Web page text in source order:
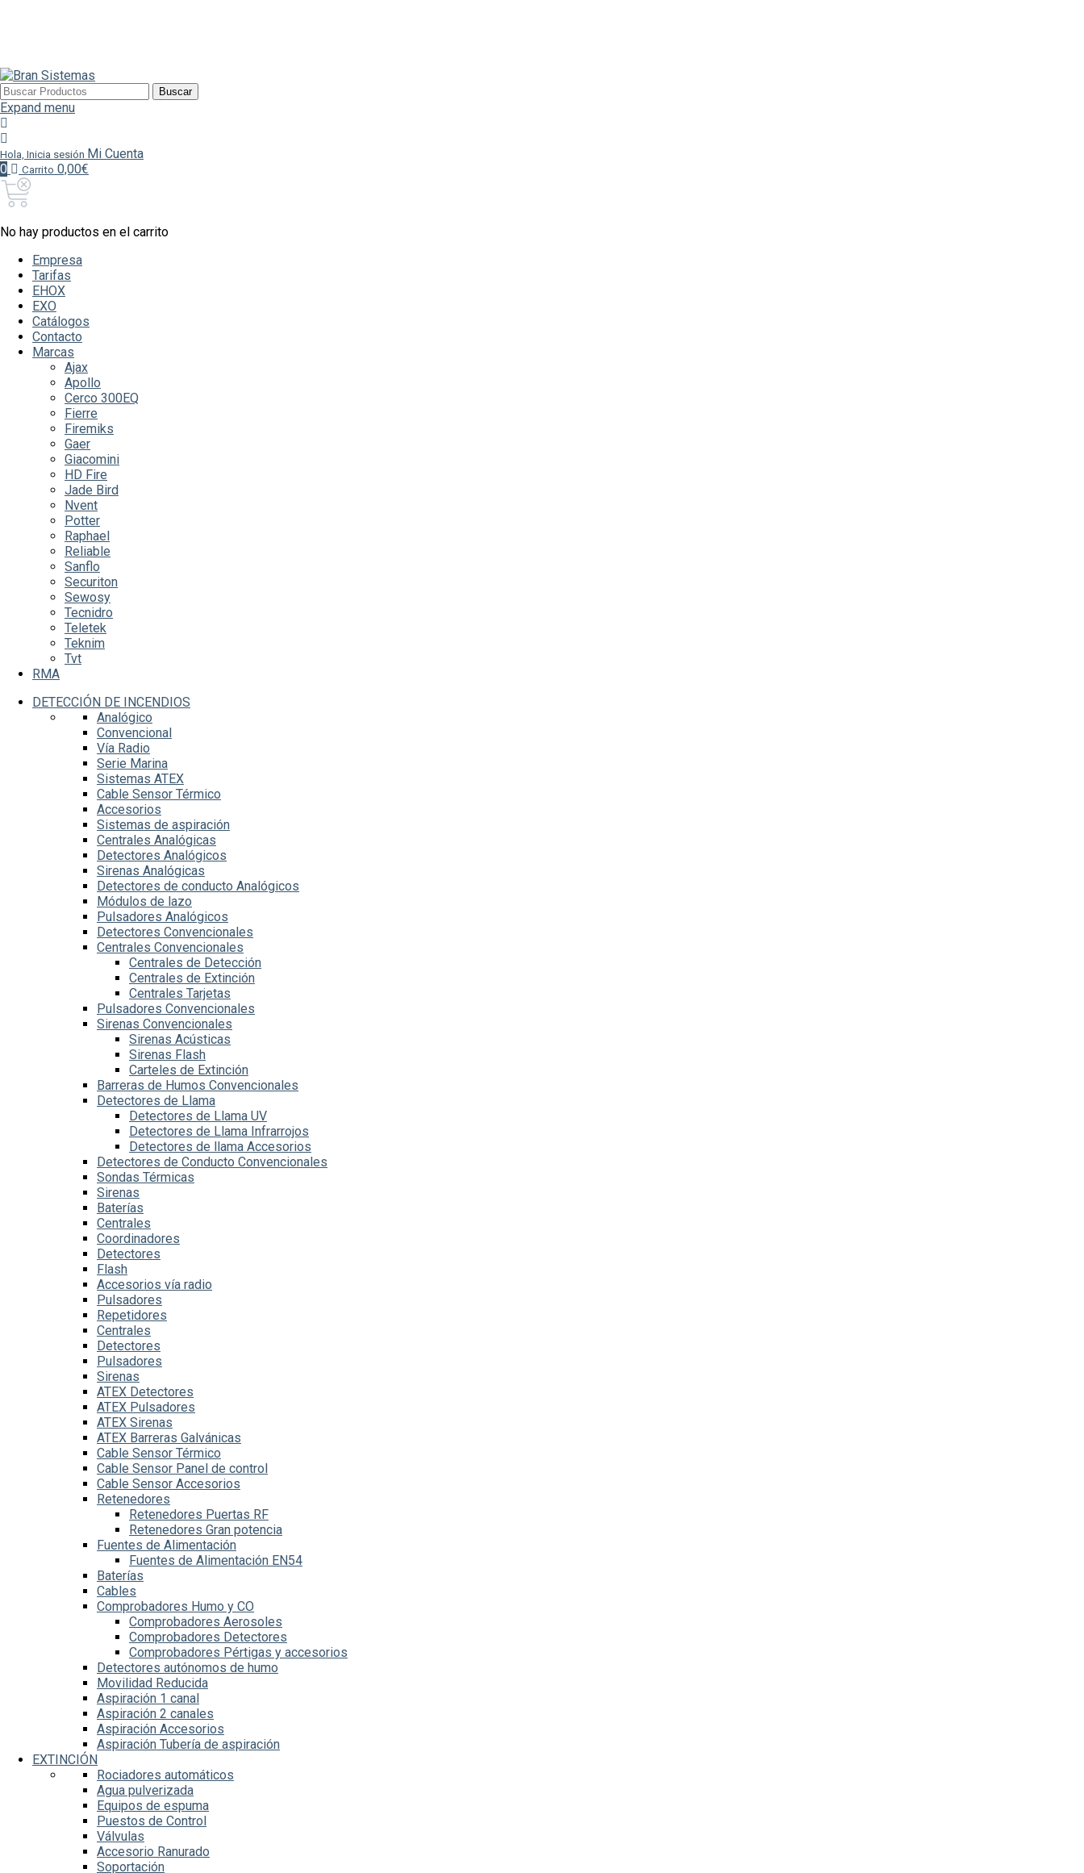
Buscar
por:
Buscar
Expand menu
Hola, Inicia sesión Mi Cuenta
0
Carrito 0,00€
No hay productos en el carrito
Empresa
Tarifas
EHOX
EXO
Catálogos
Contacto
Marcas
Ajax
Apollo
Cerco 300EQ
Fierre
Firemiks
Gaer
Giacomini
HD Fire
Jade Bird
Nvent
Potter
Raphael
Reliable
Sanflo
Securiton
Sewosy
Tecnidro
Teletek
Teknim
Tvt
RMA
DETECCIÓN DE INCENDIOS
Analógico
Convencional
Vía Radio
Serie Marina
Sistemas ATEX
Cable Sensor Térmico
Accesorios
Sistemas de aspiración
Centrales Analógicas
Detectores Analógicos
Sirenas Analógicas
Detectores de conducto Analógicos
Módulos de lazo
Pulsadores Analógicos
Detectores Convencionales
Centrales Convencionales
Centrales de Detección
Centrales de Extinción
Centrales Tarjetas
Pulsadores Convencionales
Sirenas Convencionales
Sirenas Acústicas
Sirenas Flash
Carteles de Extinción
Barreras de Humos Convencionales
Detectores de Llama
Detectores de Llama UV
Detectores de Llama Infrarrojos
Detectores de llama Accesorios
Detectores de Conducto Convencionales
Sondas Térmicas
Sirenas
Baterías
Centrales
Coordinadores
Detectores
Flash
Accesorios vía radio
Pulsadores
Repetidores
Centrales
Detectores
Pulsadores
Sirenas
ATEX Detectores
ATEX Pulsadores
ATEX Sirenas
ATEX Barreras Galvánicas
Cable Sensor Térmico
Cable Sensor Panel de control
Cable Sensor Accesorios
Retenedores
Retenedores Puertas RF
Retenedores Gran potencia
Fuentes de Alimentación
Fuentes de Alimentación EN54
Baterías
Cables
Comprobadores Humo y CO
Comprobadores Aerosoles
Comprobadores Detectores
Comprobadores Pértigas y accesorios
Detectores autónomos de humo
Movilidad Reducida
Aspiración 1 canal
Aspiración 2 canales
Aspiración Accesorios
Aspiración Tubería de aspiración
EXTINCIÓN
Rociadores automáticos
Agua pulverizada
Equipos de espuma
Puestos de Control
Válvulas
Accesorio Ranurado
Soportación